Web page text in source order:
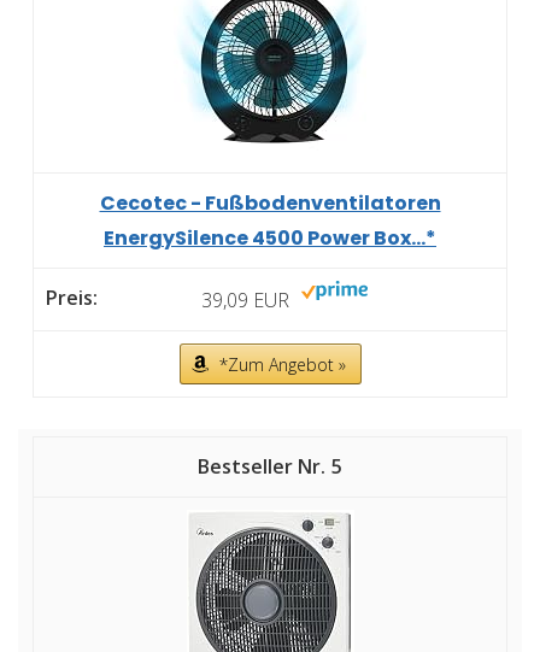
Cecotec - Fußbodenventilatoren
EnergySilence 4500 Power Box...*
39,09 EUR
*Zum Angebot »
5